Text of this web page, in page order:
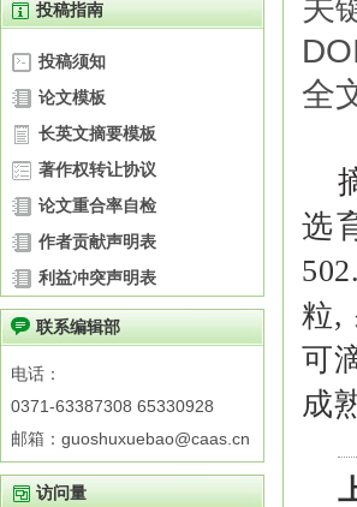
投稿指南
投稿须知
论文模板
长英文摘要模板
著作权转让协议
论文重合率自检
作者贡献声明表
利益冲突声明表
联系编辑部
电话：
0371-63387308 65330928
邮箱：guoshuxuebao@caas.cn
访问量
关
全
选
粒,
可
成